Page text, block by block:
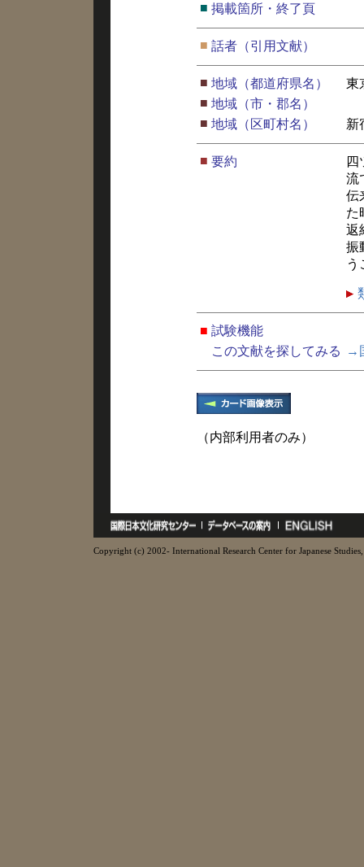
■ 掲載箇所・終了頁
■ 話者（引用文献）
■ 地域（都道府県名）
東
■ 地域（市・郡名）
■ 地域（区町村名） 新
■ 要約
四
流
伝
た
返
振
う
■ 試験機能
この文献を探してみる
→
（内部利用者のみ）
Copyright (c) 2002- International Research Center for Japanese